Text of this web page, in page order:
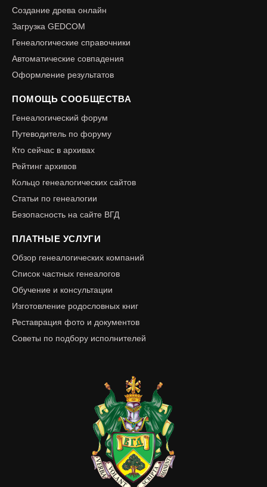
Создание древа онлайн
Загрузка GEDCOM
Генеалогические справочники
Автоматические совпадения
Оформление результатов
ПОМОЩЬ СООБЩЕСТВА
Генеалогический форум
Путеводитель по форуму
Кто сейчас в архивах
Рейтинг архивов
Кольцо генеалогических сайтов
Статьи по генеалогии
Безопасность на сайте ВГД
ПЛАТНЫЕ УСЛУГИ
Обзор генеалогических компаний
Список частных генеалогов
Обучение и консультации
Изготовление родословных книг
Реставрация фото и документов
Советы по подбору исполнителей